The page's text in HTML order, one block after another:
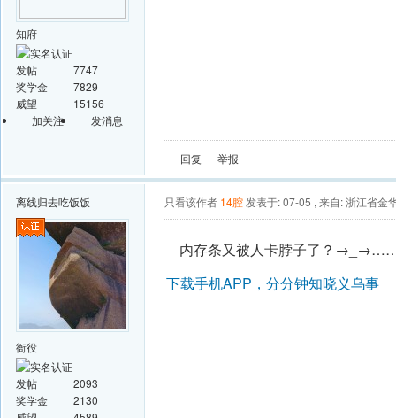
知府
发帖
7747
奖学金
7829
威望
15156
加关注
发消息
回复 举报
离线归去吃饭饭
衙役
发帖
2093
奖学金
2130
只看该作者 14腔 发表于: 07-05 , 来自: 浙江省金
内存条又被人卡脖子了？
下载手机APP，分分钟知晓义乌事